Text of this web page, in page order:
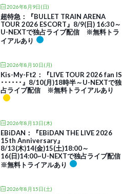
2026年8月9日(日)
超特急：『BULLET TRAIN ARENA
TOUR 2026 ESCORT』8/9(日) 16:30～
U-NEXTで独占ライブ配信 ※無料トラ
イアルあり
2026年8月10日(月)
Kis-My-Ft2：『LIVE TOUR 2026 fan IS
･･････』8/10(月)18時半～U-NEXTで独
占ライブ配信 ※無料トライアルあり
2026年8月13日(木)
EBiDAN：『EBiDAN THE LIVE 2026
15th Anniversary』
8/13(木)14(金)15(土)18:00～
16(日)14:00~U-NEXTで独占ライブ配信
※無料トライアルあり
2026年8月15日(土)